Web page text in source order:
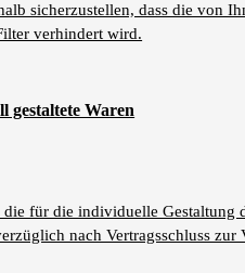
sicherzustellen, dass die von
verhindert wird.
gestaltete Waren
die für die individuelle Gestaltung
nach Vertragsschluss